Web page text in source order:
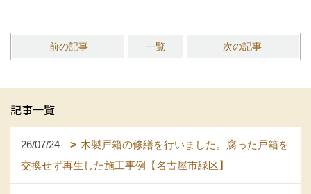
前の記事 一覧 次の記事
記事一覧
26/07/24
木製戸箱の修繕を行いました。腐った戸箱を
交換せず再生した施工事例【名古屋市緑区】